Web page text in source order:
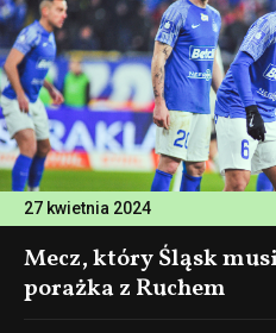
27 kwietnia 2024
Mecz, który Śląsk
porażka z Ruchem